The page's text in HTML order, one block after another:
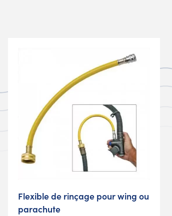
Flexible de rinçage pour wing ou
parachute